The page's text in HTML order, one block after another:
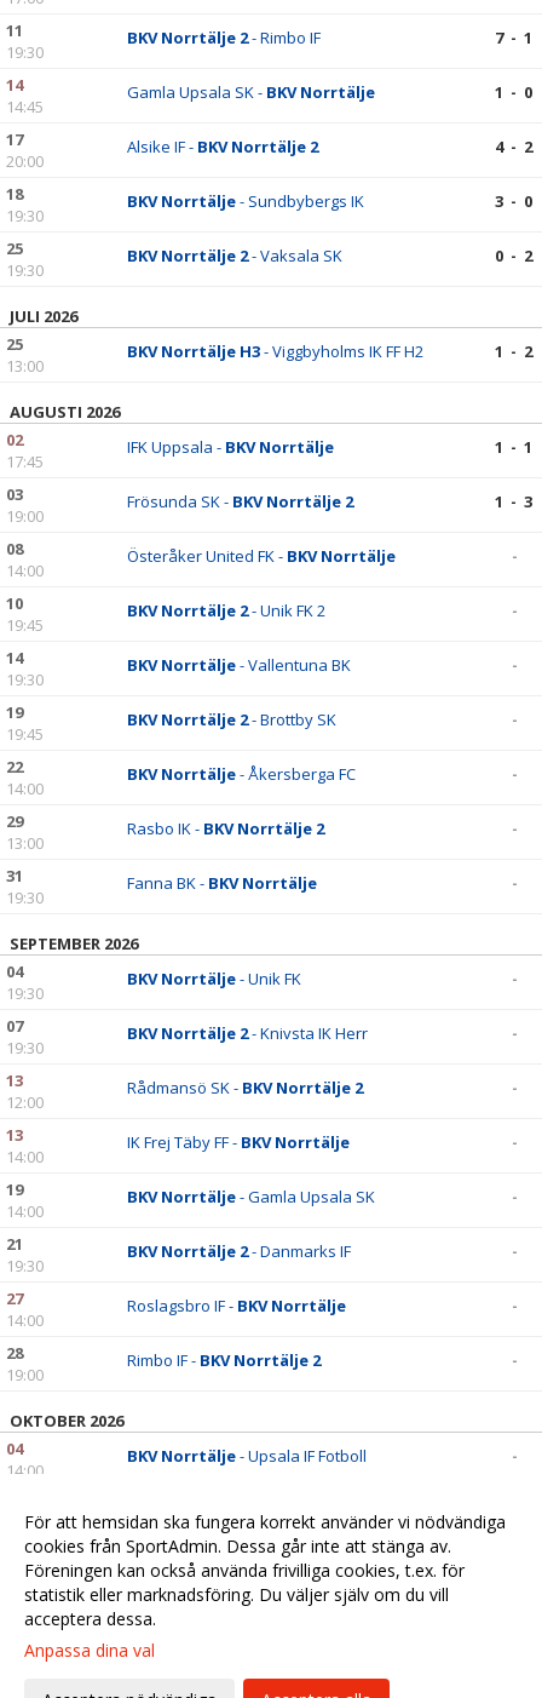
11
19:30
BKV Norrtälje 2- Rimbo IF 7 - 1
14
14:45
Gamla Upsala SK - BKV Norrtälje 1 - 0
17
20:00
Alsike IF - BKV Norrtälje 2 4 - 2
18
19:30
BKV Norrtälje- Sundbybergs IK 3 - 0
25
19:30
BKV Norrtälje 2- Vaksala SK 0 - 2
JULI 2026
25
13:00
BKV Norrtälje H3- Viggbyholms IK FF H2 1 - 2
AUGUSTI 2026
02
17:45
IFK Uppsala - BKV Norrtälje 1 - 1
03
19:00
Frösunda SK - BKV Norrtälje 2 1 - 3
08
14:00
Österåker United FK - BKV Norrtälje -
10
19:45
BKV Norrtälje 2- Unik FK 2 -
14
19:30
BKV Norrtälje- Vallentuna BK -
19
19:45
BKV Norrtälje 2- Brottby SK -
22
14:00
BKV Norrtälje- Åkersberga FC -
29
13:00
Rasbo IK - BKV Norrtälje 2 -
31
19:30
Fanna BK - BKV Norrtälje -
SEPTEMBER 2026
04
19:30
BKV Norrtälje- Unik FK -
07
19:30
BKV Norrtälje 2- Knivsta IK Herr -
13
12:00
Rådmansö SK - BKV Norrtälje 2 -
13
14:00
IK Frej Täby FF - BKV Norrtälje -
19
14:00
BKV Norrtälje- Gamla Upsala SK -
21
19:30
BKV Norrtälje 2- Danmarks IF -
27
14:00
Roslagsbro IF - BKV Norrtälje -
28
19:00
Rimbo IF - BKV Norrtälje 2 -
OKTOBER 2026
04
14:00
BKV Norrtälje- Upsala IF Fotboll -
19:30
BKV Norrtälje 2 - Alsike IF
14:00
Vaksala SK -BKV Norrtälje 2
För att hemsidan ska fungera korrekt använder vi nödvändiga
cookies från SportAdmin. Dessa går inte att stänga av.
Föreningen kan också använda frivilliga cookies, t.ex. för
statistik eller marknadsföring. Du väljer själv om du vill
acceptera dessa.
Anpassa dina val